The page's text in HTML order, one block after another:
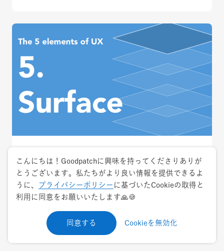
UXの5段階モデル分解編vol.5 サービス/プロ
ダクトのビジュアルを作り、ユーザーの感情
【2019年版】
こんにちは！Goodpatchに興味を持ってくださりありが
とうございます。私たちがより良い情報を提供できるよ
うに、
プライバシーポリシー に基づいたCookieの取得と
利用に同意をお願いいたします🙏🍪
同意する Cookieを無効化